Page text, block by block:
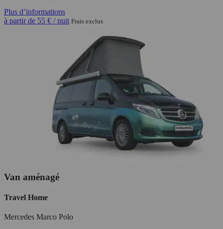
Plus d’informations
à partir de 55 € / nuit Frais exclus
Van aménagé
Travel Home
Mercedes Marco Polo